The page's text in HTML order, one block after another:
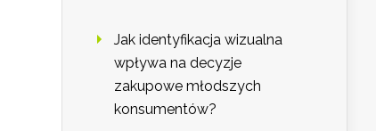
Jak identyfikacja wizualna
wpływa na decyzje
zakupowe młodszych
konsumentów?